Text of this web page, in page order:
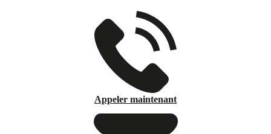
Appeler maintenant